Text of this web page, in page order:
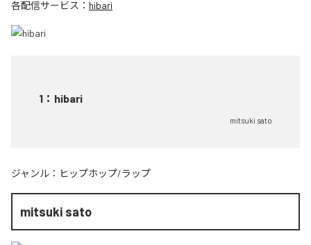
各配信サービス： hibari
1 ： hibari
mitsuki sato
ジャンル： ヒップホップ/ラップ
mitsuki sato